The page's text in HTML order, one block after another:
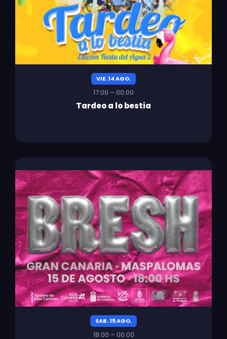
VIE. 14 AGO.
17:00 – 00:00
Tardeo a lo bestia
SAB. 15 AGO.
18:00 – 00:00